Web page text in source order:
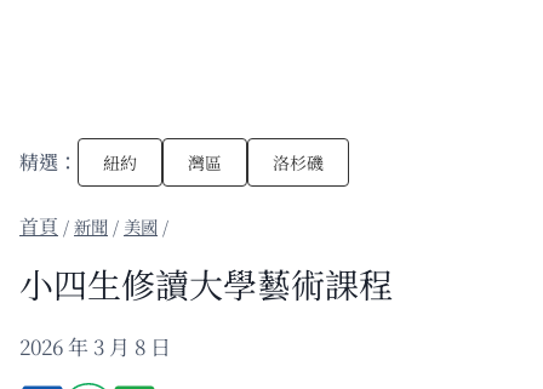
精選： 紐約 灣區 洛杉磯
/新聞 / 美國 /
小四生修讀大學藝術課程
2026 年 3 月 8 日